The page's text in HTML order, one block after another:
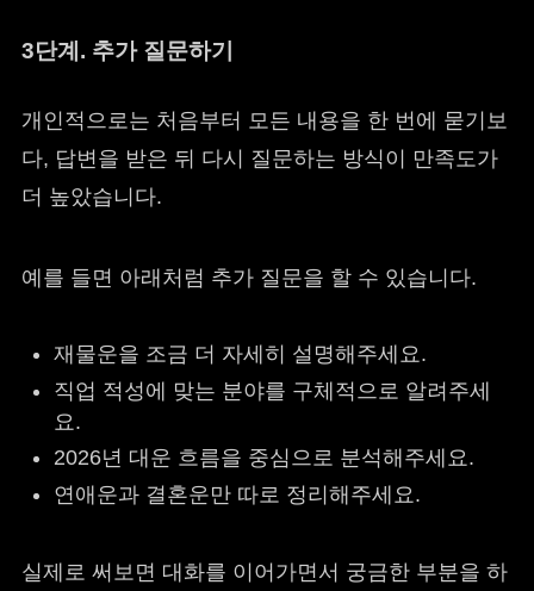
3단계. 추가 질문하기
개인적으로는 처음부터 모든 내용을 한 번에 묻기보
다, 답변을 받은 뒤 다시 질문하는 방식이 만족도가
더 높았습니다.
예를 들면 아래처럼 추가 질문을 할 수 있습니다.
재물운을 조금 더 자세히 설명해주세요.
직업 적성에 맞는 분야를 구체적으로 알려주세
요.
2026년 대운 흐름을 중심으로 분석해주세요.
연애운과 결혼운만 따로 정리해주세요.
실제로 써보면 대화를 이어가면서 궁금한 부분을 하